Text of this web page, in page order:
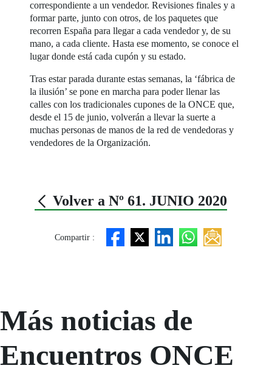
correspondiente a un vendedor. Revisiones finales y a
formar parte, junto con otros, de los paquetes que
recorren España para llegar a cada vendedor y, de su
mano, a cada cliente. Hasta ese momento, se conoce el
lugar donde está cada cupón y su estado.
Tras estar parada durante estas semanas, la ‘fábrica de
la ilusión’ se pone en marcha para poder llenar las
calles con los tradicionales cupones de la ONCE que,
desde el 15 de junio, volverán a llevar la suerte a
muchas personas de manos de la red de vendedoras y
vendedores de la Organización.
Volver a Nº 61. JUNIO 2020
Compartir :
Más noticias de
Encuentros ONCE